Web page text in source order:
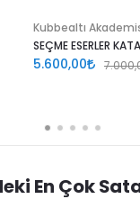
SEÇME ESERLER
5.600,00
En Çok